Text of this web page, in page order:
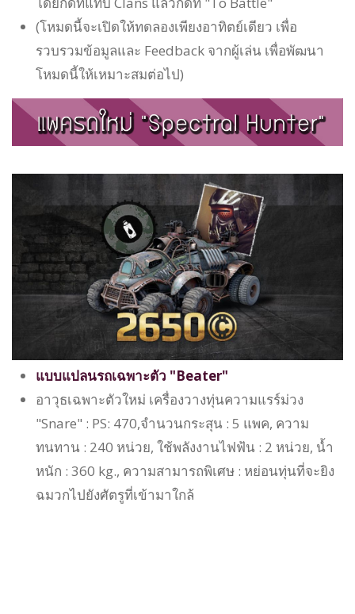
(โหมดนี้จะเปิดให้ทดลองเพียงอาทิตย์เดียว เพื่อ
รวบรวมข้อมูลและ Feedback จากผู้เล่น เพื่อพัฒนา
โหมดนี้ให้เหมาะสมต่อไป)
แบบแปลนรถเฉพาะตัว "Beater"
อาวุธเฉพาะตัวใหม่ เครื่องวางทุ่นความแรร์ม่วง
"Snare" : PS: 470,จำนวนกระสุน : 5 แพค, ความ
ทนทาน : 240 หน่วย, ใช้พลังงานไฟฟ้น : 2 หน่วย, น้ำ
หนัก : 360 kg., ความสามารถพิเศษ : หย่อนทุ่นที่จะยิง
ฉมวกไปยังศัตรูที่เข้ามาใกล้